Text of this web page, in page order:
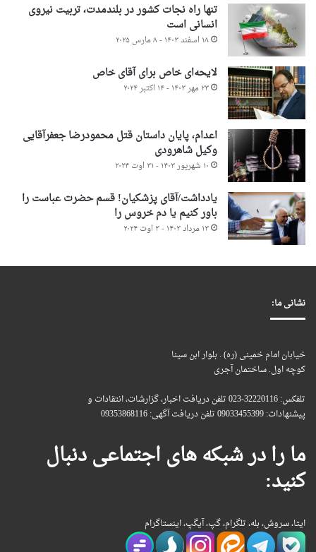
تنها راه نجات کشور در بلندمدت، تربیت نیروی
انسانی است
۱۸ اسفند ۱۴۰۳ - ۸ مارس ۲۰۲۵
لایحه‌ای خاص برای آقای خاص
۲۳ مهر ۱۴۰۳ - ۱۴ اکتبر ۲۰۲۴
اعدام، پایان داستان قتل محمودرضا جعفرآقایی
وکیل شاهرودی
۱۰ شهریور ۱۴۰۳ - ۳۱ اوت ۲۰۲۴
یادداشت/آقای پزشکیان! قسم حضرت عباست را
باور کنیم یا دم خروس را
۱۳ مرداد ۱۴۰۳ - ۳ اوت ۲۰۲۴
نشانی ما:
خیابان امام خمینی (ره) . بلوار ابن سینا
کوچه اول. ساختمان آجری
تلفکس: 32220116-023 تلفن دریافت اخبار، گزارشات، انتقادات و
پیشنهادات: 09033455399 تلفن دریافت آگهی: 09353868116
ما را در شبکه های اجتماعی دنبال
کنید:
ایتا، سروش، بله، تلگرام، گپ، آیگپ، اینستاگرام